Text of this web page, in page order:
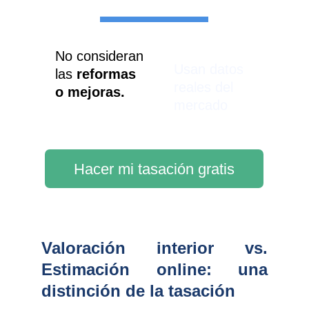
Hacer mi tasación gratis
No consideran
las reformas
o mejoras.
Valoración interior vs.
Estimación online: una
distinción de la tasación